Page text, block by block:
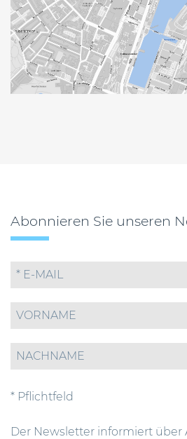
Abonnieren Sie unseren
* Pflichtfeld
Der Newsletter informiert über